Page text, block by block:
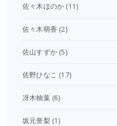
佐々木ほのか (11)
佐々木萌香 (2)
佐山すずか (5)
佐野ひなこ (17)
冴木柚葉(6)
坂元誉梨 (1)